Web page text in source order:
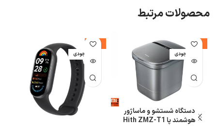
محصولات مرتبط
-8%
اتمام موجودی
دستگاه شستشو و ماساژور
هوشمند پا Hith ZMZ-T1
-18%
اتمام موجودی